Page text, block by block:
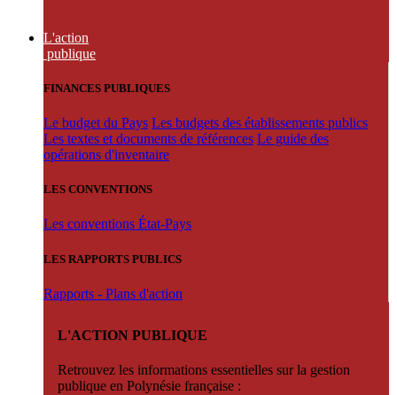
L'action
publique
FINANCES PUBLIQUES
Le budget du Pays Les budgets des établissements publics
Les textes et documents de références Le guide des
opérations d'inventaire
LES CONVENTIONS
Les conventions État-Pays
LES RAPPORTS PUBLICS
Rapports - Plans d'action
L'ACTION PUBLIQUE
Retrouvez les informations essentielles sur la gestion
publique en Polynésie française :